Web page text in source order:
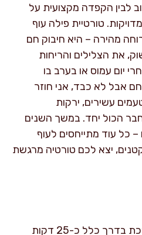
לבין הקפדה מקצועית על
טורטיית פילה עוף
מהירה – היא חיבוק חם
את הצלילים והריחות
יום עמוס או בערב בו
אבל לא כבד, אני חוזר
עשירים, ירקות
הכול יחד. במשך השנים
כל עוד מתייחסים לעוף
יצא לכם טורטיה מרגשת
הכנת טורטיה פילה עוף אורכת בדרך כלל כ-25 דקות